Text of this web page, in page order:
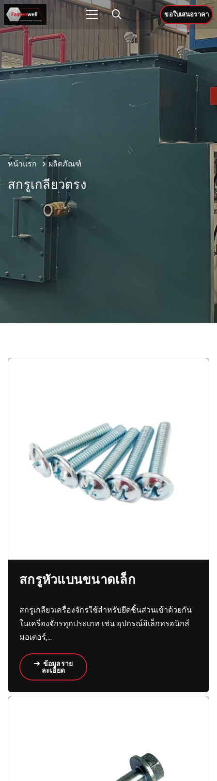
ขอใบเสนอราคา
หน้าแรก ผลิตภัณฑ์
สกรูเกลียวตรง
สกรูหัวแบนขนาดเล็ก
สกรูเกลียวเครื่องจักรใช้สำหรับยึดชิ้นส่วนเข้าด้วยกัน
ในเครื่องจักรทุกประเภท เช่น อุปกรณ์อิเล็กทรอนิกส์
มอเตอร์,...
ข้อมูลราย
ละเอียด